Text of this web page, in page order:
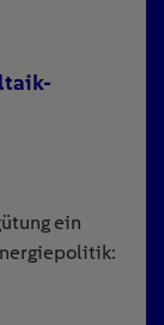
ein